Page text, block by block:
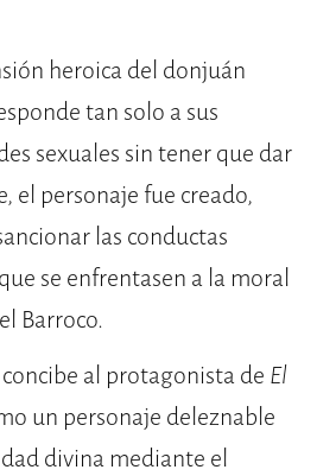
heroica del donjuán
tan solo a sus
sexuales sin tener que dar
el personaje fue creado,
las conductas
se enfrentasen a la moral
Barroco.
al protagonista de El
un personaje deleznable
divina mediante el